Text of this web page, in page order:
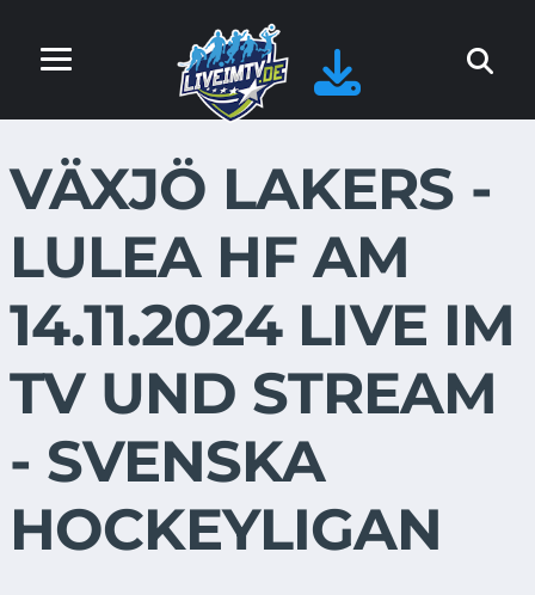
VÄXJÖ LAKERS -
LULEA HF AM
14.11.2024 LIVE IM
TV UND STREAM
- SVENSKA
HOCKEYLIGAN